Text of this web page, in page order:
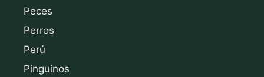
Peces
Perros
Perú
Pinguinos